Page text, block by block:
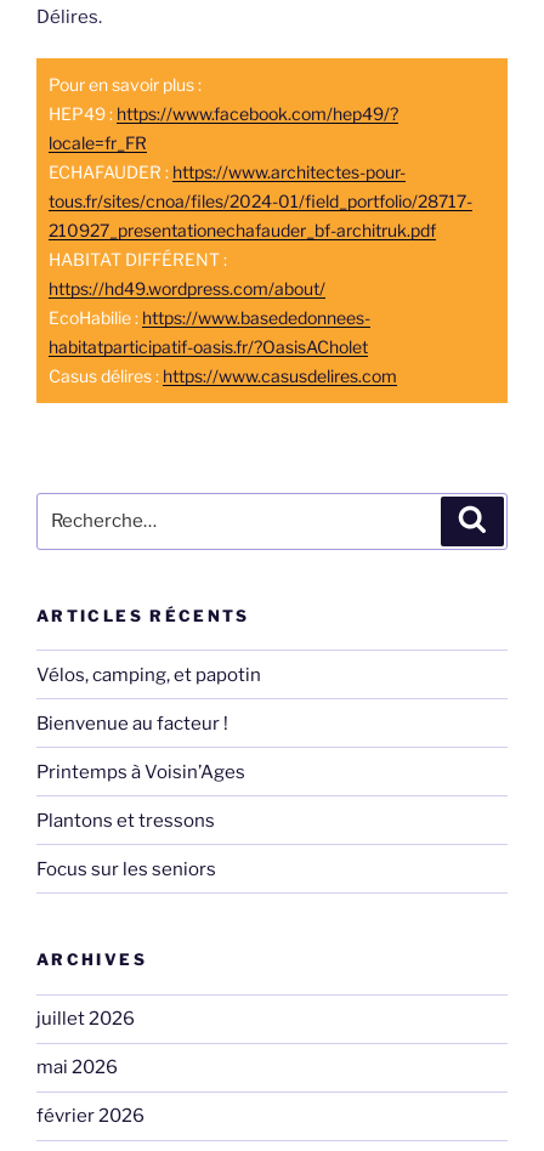
Délires.
Pour en savoir plus :
HEP49 : https://www.facebook.com/hep49/?
locale=fr_FR
ECHAFAUDER : https://www.architectes-pour-
tous.fr/sites/cnoa/files/2024-01/field_portfolio/28717-
210927_presentationechafauder_bf-architruk.pdf
HABITAT DIFFÉRENT :
https://hd49.wordpress.com/about/
EcoHabilie : https://www.basededonnees-
habitatparticipatif-oasis.fr/?OasisACholet
Casus délires : https://www.casusdelires.com
pour
ARTICLES RÉCENTS
Vélos, camping, et papotin
Bienvenue au facteur !
Printemps à Voisin’Ages
Plantons et tressons
Focus sur les seniors
ARCHIVES
juillet 2026
mai 2026
février 2026